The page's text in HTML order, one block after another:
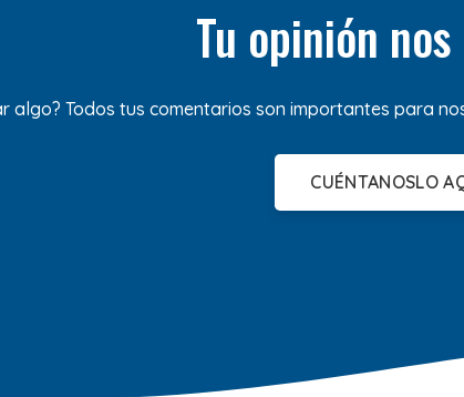
Tu opinión
algo? Todos tus comentarios son importantes para
CUÉNTANOSLO